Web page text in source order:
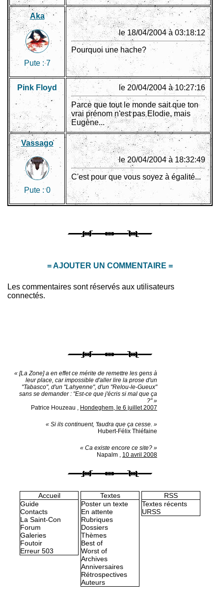
Aka
Pute :7
le 18/04/2004 à 03:18:12
Pourquoi une hache?
Pink Floyd le 20/04/2004 à 10:27:16
Parce que tout le monde sait que ton
vrai prénom n'est pas Elodie, mais
Eugène...
Vassago
Pute :0
le 20/04/2004 à 18:32:49
C'est pour que vous soyez à égalité...
= AJOUTER UN COMMENTAIRE =
Les commentaires sont réservés aux utilisateurs
connectés.
« [La Zone] a en effet ce mérite de remettre les gens à
leur place, car impossible d'aller lire la prose d'un
"Tabasco", d'un "Lahyenne", d'un "Relou-le-Gueux"
sans se demander : "Est-ce que j'écris si mal que ça
?" »
Patrice Houzeau , Hondeghem, le 6 juillet 2007
« Si ils continuent, 'faudra que ça cesse. »
Hubert-Félix Thiéfaine
« Ca existe encore ce site? »
Napalm , 10 avril 2008
Accueil
Guide
Contacts
La Saint-Con
Forum
Galeries
Foutoir
Erreur 503
Textes
Poster un texte
En attente
Rubriques
Dossiers
Thèmes
Best of
Worst of
Archives
Anniversaires
Rétrospectives
Auteurs
RSS
Textes récents
URSS